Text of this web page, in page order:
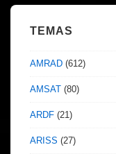
TEMAS
AMRAD (612)
AMSAT (80)
ARDF (21)
ARISS (27)